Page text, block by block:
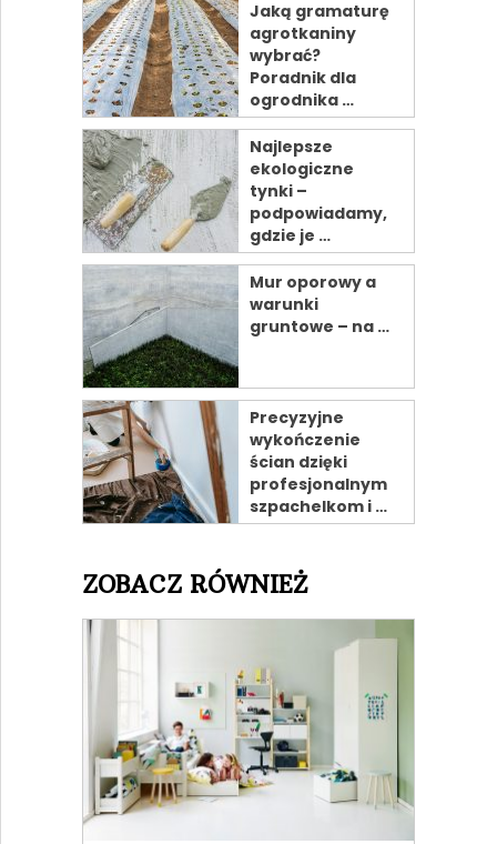
Jaką gramaturę
agrotkaniny
wybrać?
Poradnik dla
ogrodnika …
Najlepsze
ekologiczne
tynki –
podpowiadamy,
gdzie je …
Mur oporowy a
warunki
gruntowe – na …
Precyzyjne
wykończenie
ścian dzięki
profesjonalnym
szpachelkom i …
ZOBACZ RÓWNIEŻ